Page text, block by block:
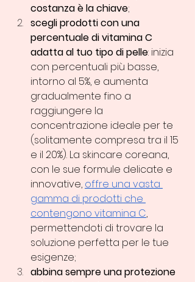
costanza è la chiave;
scegli prodotti con una
percentuale di vitamina C
adatta al tuo tipo di pelle: inizia
con percentuali più basse,
intorno al 5%, e aumenta
gradualmente fino a
raggiungere la
concentrazione ideale per te
(solitamente compresa tra il 15
e il 20%). La skincare coreana,
con le sue formule delicate e
innovative, offre una vasta
gamma di prodotti che
contengono vitamina C,
permettendoti di trovare la
soluzione perfetta per le tue
esigenze;
abbina sempre una protezione